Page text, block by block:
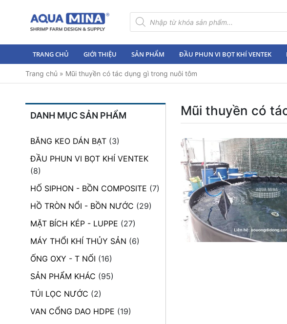
Tìm
kiếm
sản
TRANG CHỦ GIỚI THIỆU SẢN PHẨM ĐẦU PHUN VI BỌT KHÍ VENTEK
Trang chủ » Mũi thuyền có tác dụng gì trong nuôi tôm
DANH MỤC SẢN PHẨM
BĂNG KEO DÁN BẠT (3)
ĐẦU PHUN VI BỌT KHÍ VENTEK
(8)
HỐ SIPHON - BỒN COMPOSITE (7)
HỒ TRÒN NỔI - BỒN NƯỚC (29)
MẶT BÍCH KÉP - LUPPE (27)
MÁY THỔI KHÍ THỦY SẢN (6)
ỐNG OXY - T NỐI (16)
SẢN PHẨM KHÁC (95)
TÚI LỌC NƯỚC (2)
VAN CỔNG DAO HDPE (19)
Mũi thuyền có